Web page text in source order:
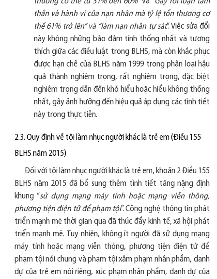
thần và hành vi của nạn nhân mà tỷ lệ tổn thương cơ
thể 61% trở lên” và “làm nạn nhân tự sát”. Việc sửa đổi
này không những bảo đảm tính thống nhất và tương
thích giữa các điều luật trong BLHS, mà còn khắc phục
được hạn chế của BLHS năm 1999 trong phân loại hậu
quả thành nghiêm trọng, rất nghiêm trọng, đặc biệt
nghiêm trọng dẫn đến khó hiểu hoặc hiểu không thống
nhất, gây ảnh hưởng đến hiệu quả áp dụng các tình tiết
này trong thực tiễn.
2.3. Quy định về tội làm nhục người khác là trẻ em (Điều 155
BLHS năm 2015)
Đối với tội làm nhục người khác là trẻ em, khoản 2 Điều 155
BLHS năm 2015 đã bổ sung thêm tình tiết tăng nặng định
khung “sử dụng mạng máy tính hoặc mạng viễn thông,
phương tiện điện tử để phạm tội”. Công nghệ thông tin phát
triển mạnh mẽ thời gian qua đã thúc đẩy kinh tế, xã hội phát
triển mạnh mẽ. Tuy nhiên, không ít người đã sử dụng mạng
máy tính hoặc mạng viễn thông, phương tiện điện tử để
phạm tội nói chung và phạm tội xâm phạm nhân phẩm, danh
dự của trẻ em nói riêng, xúc phạm nhân phẩm, danh dự của